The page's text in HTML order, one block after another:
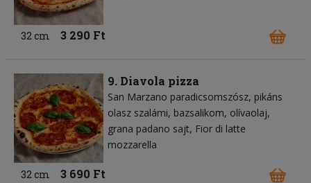
32 cm 3 290 Ft
9. Diavola pizza
San Marzano paradicsomszósz pikáns
olasz szalámi bazsalikom olívaolaj
grana padano sajt Fior di latte
mozzarella
32 cm 3 690 Ft